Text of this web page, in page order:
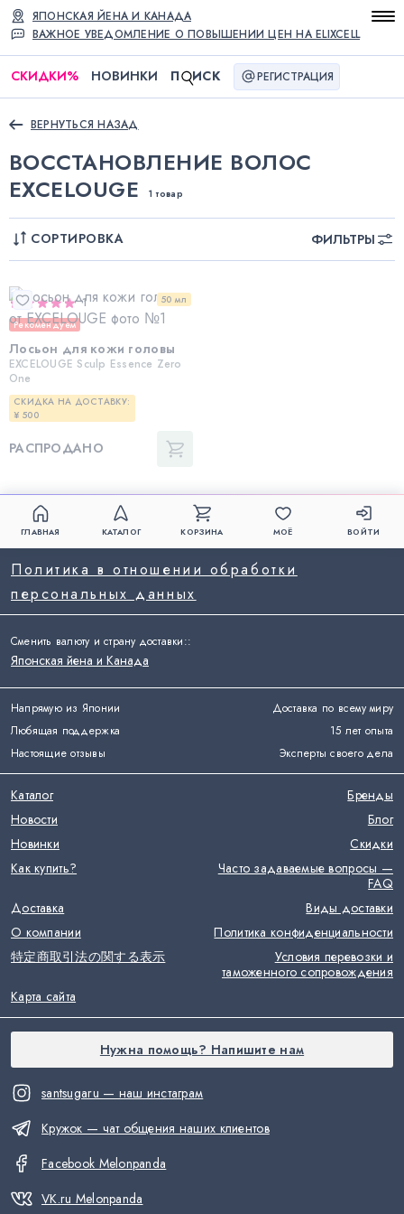
ВАЖНОЕ УВЕДОМЛЕНИЕ О ПОВЫШЕНИИ ЦЕН НА ELIXCELL
ЯПОНСКАЯ ЙЕНА И КАНАДА
СКИДКИ% НОВИНКИ П ИСК РЕГИСТРАЦИЯ
ВЕРНУТЬСЯ НАЗАД
ВОССТАНОВЛЕНИЕ ВОЛОС
EXCELOUGE
1 товар
СОРТИРОВКА ФИЛЬТРЫ
50 мл
1
Рекомендуем
Лосьон для кожи головы
EXCELOUGE Sculp Essence Zero
One
СКИДКА НА ДОСТАВКУ:
¥ 500
РАСПРОДАНО
ГЛАВНАЯ КАТАЛОГ КОРЗИНА МОЁ ВОЙТИ
Напрямую из Японии
Доставка по всему миру
Любящая поддержка
15 лет опыта
Настоящие отзывы
Эксперты своего дела
santsugaru — наш инстаграм
Кружок — чат общения наших клиентов
Facebook Melonpanda
VK.ru Melonpanda
Политика в отношении обработки
персональных данных
Каталог
Бренды
Новости
Блог
Новинки
Скидки
Как купить?
Часто задаваемые вопросы —
FAQ
Доставка
Виды доставки
О компании
Политика конфиденциальности
特定商取引法の関する表示
Условия перевозки и
таможенного сопровождения
Карта сайта
Сменить валюту и страну доставки::
Японская йена и Канада
Нужна помощь? Напишите нам